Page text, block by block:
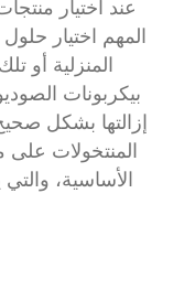
عند اختيار
المهم اختيار
المنزلية أو
بيكربونات
إزالتها بشكل
المنتخولات
الأساسية،